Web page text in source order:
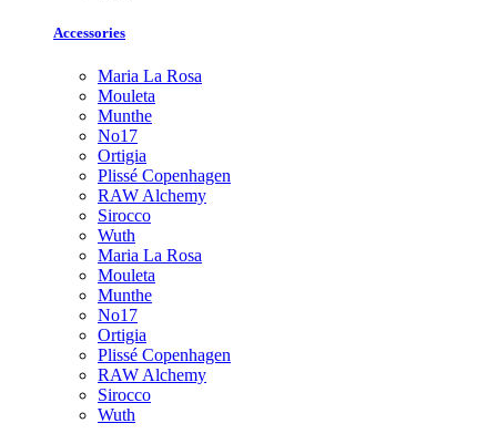
Accessories
Maria La Rosa
Mouleta
Munthe
No17
Ortigia
Plissé Copenhagen
RAW Alchemy
Sirocco
Wuth
Maria La Rosa
Mouleta
Munthe
No17
Ortigia
Plissé Copenhagen
RAW Alchemy
Sirocco
Wuth